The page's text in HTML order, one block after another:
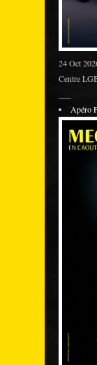
24 Oct
Centre
Apéro